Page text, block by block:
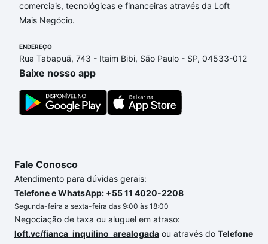
Aqui na Loft temos a oferta ideal para você, com
Apartamentos com 3 quartos à venda em Jardim
partir de R$ 0 e com nossas opções de
financiamento imobiliário as parcelas podem se
adequar ao seu orçamento. Se ainda tem alguma
dúvida dos custos envolvidos no processo de
compra, veja em nosso portal quanto custa comprar
comerciais, tecnológicas e financeiras através da Loft
Mais Negócio.
ENDEREÇO
Rua Tabapuã, 743 - Itaim Bibi, São Paulo - SP, 04533-012
Baixe nosso app
Fale Conosco
Atendimento para dúvidas gerais:
Telefone e WhatsApp: +55 11 4020-2208
Segunda-feira a sexta-feira das 9:00 às 18:00
Negociação de taxa ou aluguel em atraso:
loft.vc/fianca_inquilino_arealogada ou através do Telefone